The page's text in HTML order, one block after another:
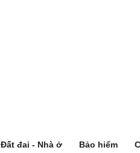
Đất đai - Nhà ở Bảo hiểm